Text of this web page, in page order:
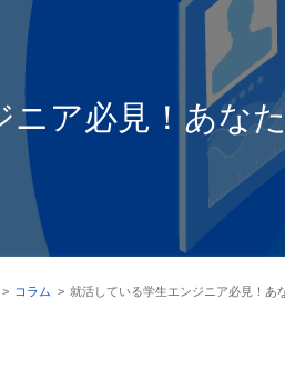
ニア必見！あな
> コラム > 就活している学生エンジニア必見！あ